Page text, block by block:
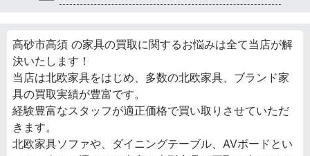
高砂市高須 の家具の買取に関するお悩みは全て当店が解
決いたします！
当店は北欧家具をはじめ、多数の北欧家具、ブランド家
具の買取実績が豊富です。
経験豊富なスタッフが適正価格で買い取りさせていただ
きます。
北欧家具ソファや、ダイニングテーブル、AVボードとい